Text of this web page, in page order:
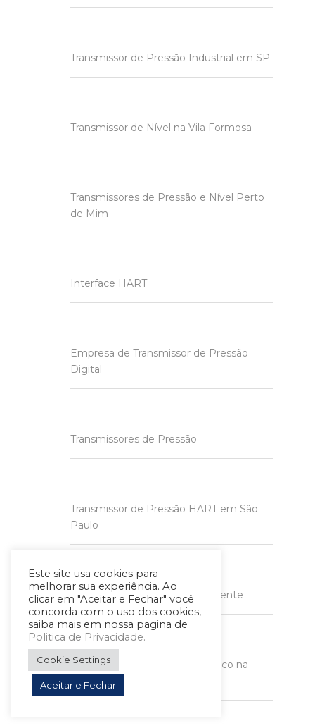
Transmissor de Pressão Industrial em SP
Transmissor de Nível na Vila Formosa
Transmissores de Pressão e Nível Perto
de Mim
Interface HART
Empresa de Transmissor de Pressão
Digital
Transmissores de Pressão
Transmissor de Pressão HART em São
Paulo
Transmissor de Pressão Inteligente
Transmissor de Nível Hidrostático na
Zona Leste
Este site usa cookies para
melhorar sua experiência. Ao
clicar em "Aceitar e Fechar" você
concorda com o uso dos cookies,
saiba mais em nossa pagina de
Politica de Privacidade.
Cookie Settings
Aceitar e Fechar